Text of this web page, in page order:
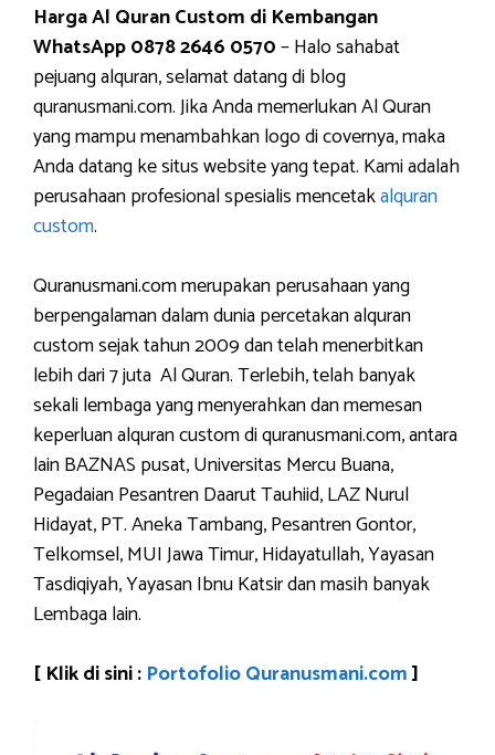
Harga Al Quran Custom di Kembangan
WhatsApp 0878 2646 0570– Halo sahabat
pejuang alquran, selamat datang di blog
quranusmani.com. Jika Anda memerlukan Al Quran
yang mampu menambahkan logo di covernya, maka
Anda datang ke situs website yang tepat. Kami adalah
perusahaan profesional spesialis mencetakalquran
custom.
Quranusmani.com merupakan perusahaan yang
berpengalaman dalam dunia percetakan alquran
custom sejak tahun 2009 dan telah menerbitkan
lebih dari 7 juta Al Quran. Terlebih, telah banyak
sekali lembaga yang menyerahkan dan memesan
keperluan alquran custom di quranusmani.com, antara
lain BAZNAS pusat, Universitas Mercu Buana,
Pegadaian Pesantren Daarut Tauhiid, LAZ Nurul
Hidayat, PT. Aneka Tambang, Pesantren Gontor,
Telkomsel, MUI Jawa Timur, Hidayatullah, Yayasan
Tasdiqiyah, Yayasan Ibnu Katsir dan masih banyak
Lembaga lain.
[ Klik di sini : Portofolio Quranusmani.com]